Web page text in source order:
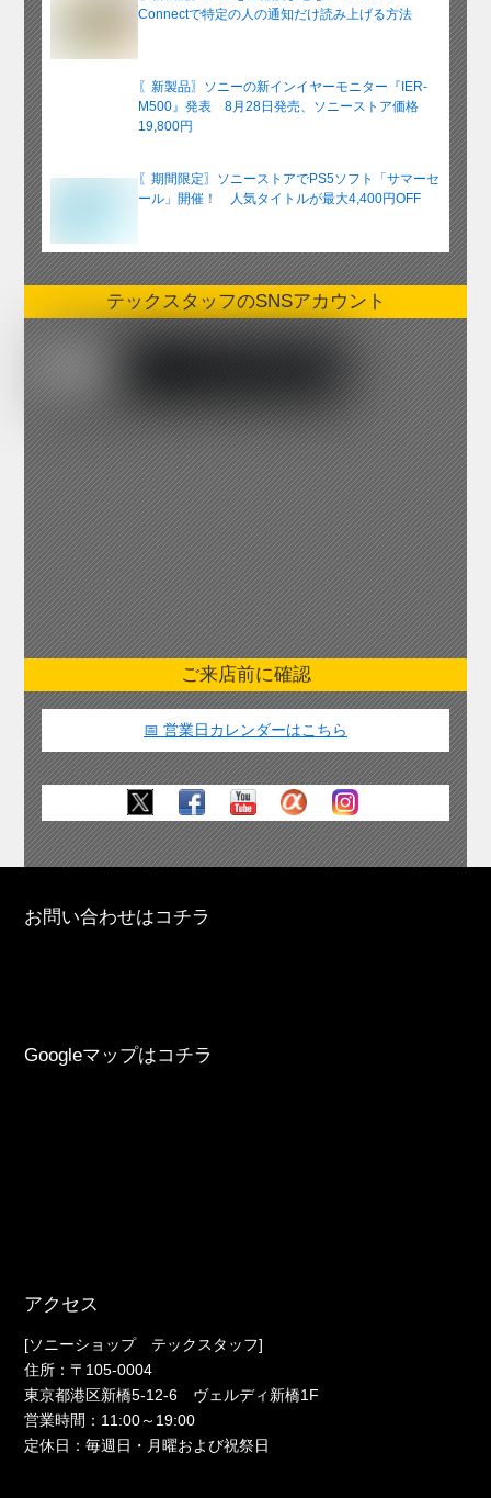
Connectで特定の人の通知だけ読み上げる方法
〖新製品〗ソニーの新インイヤーモニター『IER-
M500』発表 8月28日発売、ソニーストア価格
19,800円
〖期間限定〗ソニーストアでPS5ソフト「サマーセ
ール」開催！ 人気タイトルが最大4,400円OFF
テックスタッフのSNSアカウント
ご来店前に確認
📅 営業日カレンダーはこちら
お問い合わせはコチラ
Googleマップはコチラ
アクセス
[ソニーショップ テックスタッフ]
住所：〒105-0004
東京都港区新橋5-12-6 ヴェルディ新橋1F
営業時間：11:00～19:00
定休日：毎週日・月曜および祝祭日